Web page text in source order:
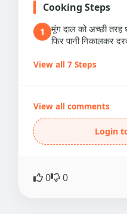
Cooking Steps
1
मूंग दाल को अच्छी तरह
फिर पानी निकालकर
View all 7 Steps
View all comments
Login
0 0